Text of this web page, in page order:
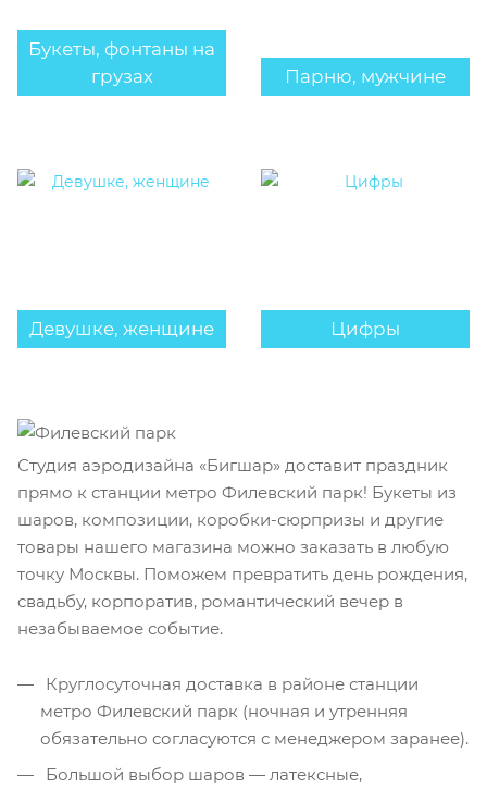
Букеты, фонтаны на
грузах
Парню, мужчине
Девушке, женщине Цифры
Студия аэродизайна «Бигшар» доставит праздник
прямо к станции метро Филевский парк! Букеты из
шаров, композиции, коробки-сюрпризы и другие
товары нашего магазина можно заказать в любую
точку Москвы. Поможем превратить день рождения,
свадьбу, корпоратив, романтический вечер в
незабываемое событие.
Круглосуточная доставка в районе станции
метро Филевский парк (ночная и утренняя
обязательно согласуются с менеджером заранее).
Большой выбор шаров — латексные,